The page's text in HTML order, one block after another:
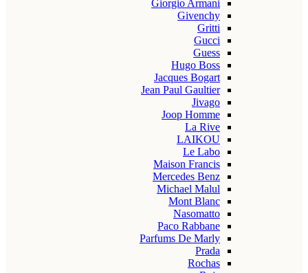
Giorgio Armani
Givenchy
Gritti
Gucci
Guess
Hugo Boss
Jacques Bogart
Jean Paul Gaultier
Jivago
Joop Homme
La Rive
LAIKOU
Le Labo
Maison Francis
Mercedes Benz
Michael Malul
Mont Blanc
Nasomatto
Paco Rabbane
Parfums De Marly
Prada
Rochas